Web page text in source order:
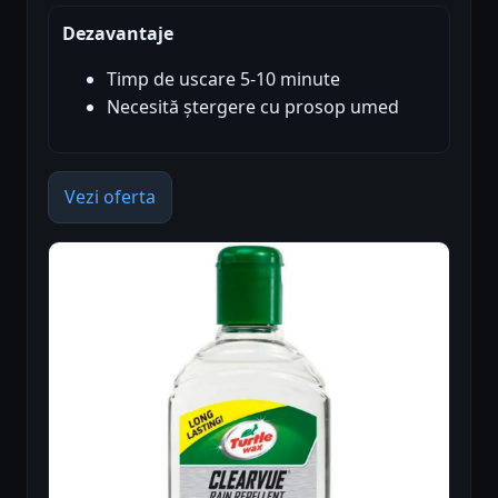
Dezavantaje
Timp de uscare 5-10 minute
Necesită ștergere cu prosop umed
Vezi oferta